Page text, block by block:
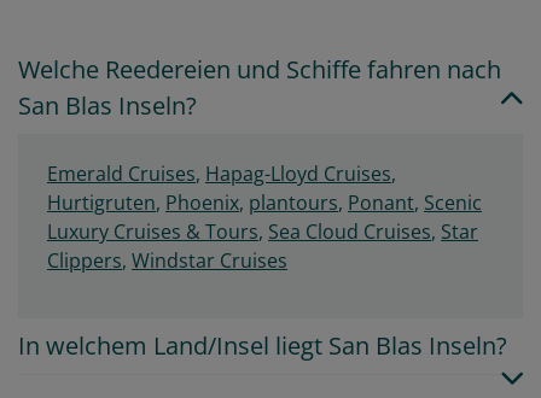
Welche Reedereien und Schiffe fahren nach
San Blas Inseln?
Emerald Cruises, Hapag-Lloyd Cruises,
Hurtigruten, Phoenix, plantours, Ponant, Scenic
Luxury Cruises & Tours, Sea Cloud Cruises, Star
Clippers, Windstar Cruises
In welchem Land/Insel liegt San Blas Inseln?